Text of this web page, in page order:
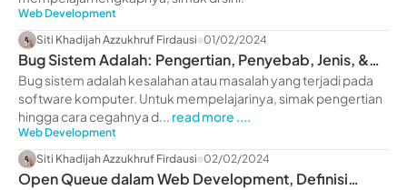
Web Development
Siti Khadijah Azzukhruf Firdausi 01/02/2024
Bug Sistem Adalah: Pengertian, Penyebab, Jenis, &
Cara Cegah
Bug sistem adalah kesalahan atau masalah yang terjadi pada
software komputer. Untuk mempelajarinya, simak pengertian
hingga cara cegahnya d... read more ....
Web Development
Siti Khadijah Azzukhruf Firdausi 02/02/2024
Open Queue dalam Web Development, Definisi